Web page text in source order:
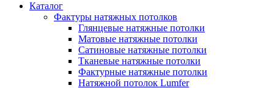
Каталог
Фактуры натяжных потолков
Глянцевые натяжные потолки
Матовые натяжные потолки
Сатиновые натяжные потолки
Тканевые натяжные потолки
Фактурные натяжные потолки
Натяжной потолок Lumfer